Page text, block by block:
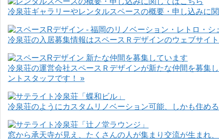
冷泉荘ギャラリーやレンタルスペースの概要・申し込みに
冷泉荘の入居募集情報はスペースＲデザインのウェブサイ
冷泉荘の運営会社スペースＲデザインが新たな仲間を募集
ントスタッフです！ »
冷泉荘のようにカスタムリノベーション可能、しかも住め
窓から承天寺が見え、たくさんの人が集まり交流が生まれ